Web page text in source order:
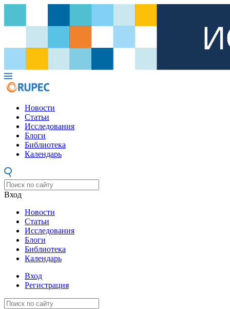
Новости
Статьи
Исследования
Блоги
Библиотека
Календарь
Вход
Новости
Статьи
Исследования
Блоги
Библиотека
Календарь
Вход
Регистрация